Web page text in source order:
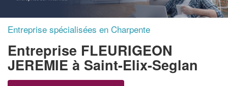
Entreprise spécialisées en Charpente
Entreprise FLEURIGEON
JEREMIE à Saint-Elix-Seglan